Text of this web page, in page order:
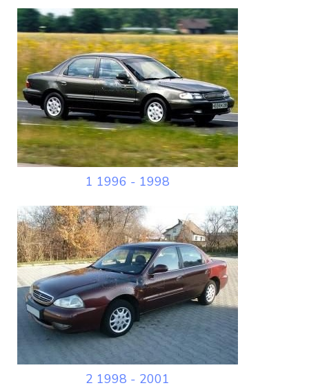
1 1996 - 1998
2 1998 - 2001